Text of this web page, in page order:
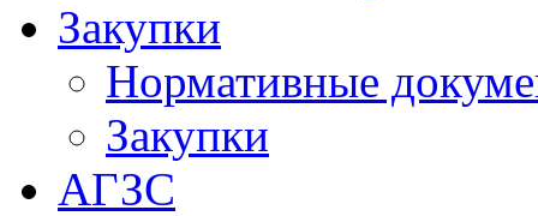
Закупки
Нормативные
Закупки
АГЗС